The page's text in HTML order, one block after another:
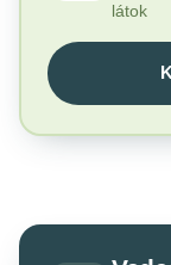
látok